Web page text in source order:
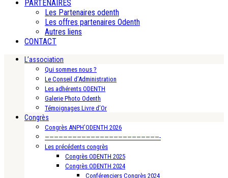
PARTENAIRES
Les Partenaires odenth
Les offres partenaires Odenth
Autres liens
CONTACT
L’association
Qui sommes nous ?
Le Conseil d’Administration
Les adhérents ODENTH
Galerie Photo Odenth
Témoignages Livre d’Or
Congrès
Congrès ANPH’ODENTH 2026
—————————————————————————-
Les précédents congrès
Congrès ODENTH 2025
Congrès ODENTH 2024
Conférenciers Congrès 2024